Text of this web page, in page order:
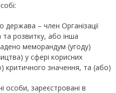
держава – член Організації
та розвитку, або інша
меморандум (угоду)
у сфері корисних
критичного значення, та (або)
особи, зареєстровані в